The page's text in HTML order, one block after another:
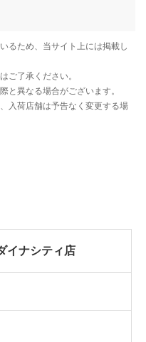
イナシティ店